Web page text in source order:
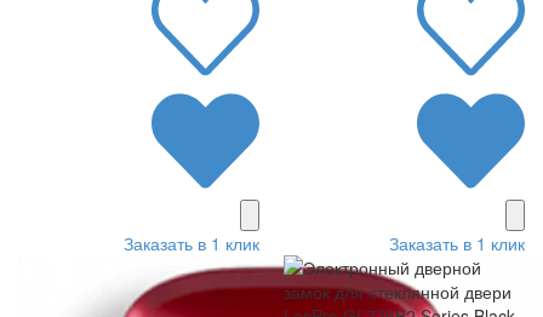
Заказать в 1 клик Заказать в 1 клик